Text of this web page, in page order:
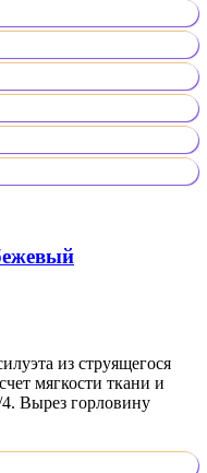
из струящегося
мягкости ткани и
Вырез горловину